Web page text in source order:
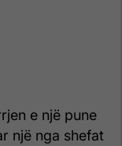
e një pune
një nga shefat